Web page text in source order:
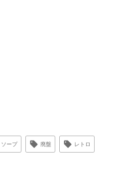
ソープ 廃盤 レトロ